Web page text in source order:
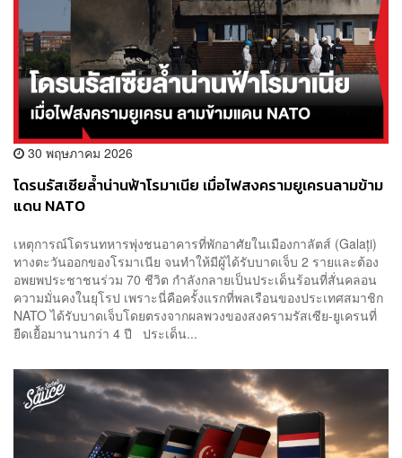
30 พฤษภาคม 2026
โดรนรัสเซียล้ำน่านฟ้าโรมาเนีย เมื่อไฟสงครามยูเครนลามข้าม
แดน NATO
เหตุการณ์โดรนทหารพุ่งชนอาคารที่พักอาศัยในเมืองกาลัตส์ (Galați)
ทางตะวันออกของโรมาเนีย จนทำให้มีผู้ได้รับบาดเจ็บ 2 รายและต้อง
อพยพประชาชนร่วม 70 ชีวิต กำลังกลายเป็นประเด็นร้อนที่สั่นคลอน
ความมั่นคงในยุโรป เพราะนี่คือครั้งแรกที่พลเรือนของประเทศสมาชิก
NATO ได้รับบาดเจ็บโดยตรงจากผลพวงของสงครามรัสเซีย-ยูเครนที่
ยืดเยื้อมานานกว่า 4 ปี ประเด็น...